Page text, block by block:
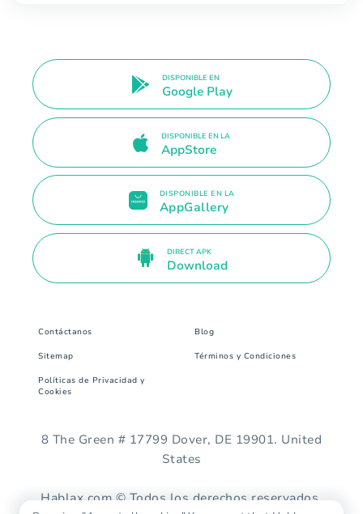
DISPONIBLE EN
Google Play
DISPONIBLE EN LA
AppStore
DISPONIBLE EN LA
AppGallery
DIRECT APK
Download
Contáctanos Blog
Sitemap Términos y Condiciones
Políticas de Privacidad y
Cookies
8 The Green # 17799 Dover, DE 19901. United
States
Hablax.com © Todos los derechos reservados.